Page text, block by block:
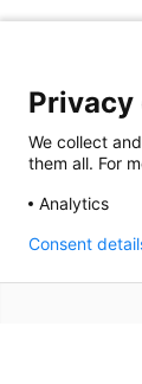
Privacy
We collect
them all. For
Analytics
Consent